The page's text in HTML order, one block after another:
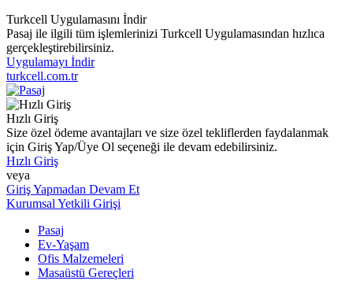
Turkcell Uygulamasını İndir
Pasaj ile ilgili tüm işlemlerinizi Turkcell Uygulamasından hızlıca
gerçekleştirebilirsiniz.
Uygulamayı İndir
turkcell.com.tr
Hızlı Giriş
Size özel ödeme avantajları ve size özel tekliflerden faydalanmak
için Giriş Yap/Üye Ol seçeneği ile devam edebilirsiniz.
Hızlı Giriş
veya
Giriş Yapmadan Devam Et
Kurumsal Yetkili Girişi
Pasaj
Ev-Yaşam
Ofis Malzemeleri
Masaüstü Gereçleri